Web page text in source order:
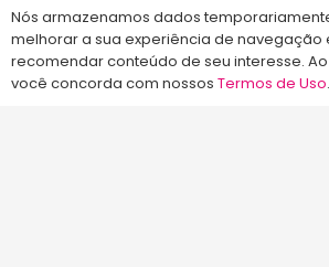
Fale Conosco
(48) 99828-9929
Nós armazenamos dados
melhorar a sua experiência de navegação
recomendar conteúdo de seu interesse.
você concorda com nossos Termos de Uso.